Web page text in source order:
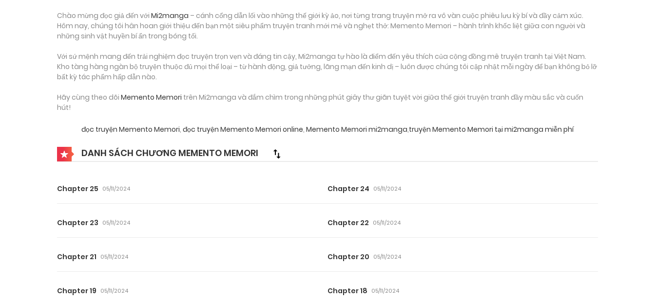
Chào mừng đọc giả đến với Mi2manga – cánh cổng dẫn lối vào những thế giới kỳ ảo, nơi từng trang truyện mở ra vô vàn cuộc phiêu lưu kỳ bí và đầy cảm xúc.
Hôm nay, chúng tôi hân hoan giới thiệu đến bạn một siêu phẩm truyện tranh mới mẻ và nghẹt thở: Memento Memori – hành trình khốc liệt giữa con người và
những sinh vật huyền bí ẩn trong bóng tối.
Với sứ mệnh mang đến trải nghiệm đọc truyện trọn vẹn và đáng tin cậy, Mi2manga tự hào là điểm đến yêu thích của cộng đồng mê truyện tranh tại Việt Nam.
Kho tàng hàng ngàn bộ truyện thuộc đủ mọi thể loại – từ hành động, giả tưởng, lãng mạn đến kinh dị – luôn được chúng tôi cập nhật mỗi ngày để bạn không bỏ lỡ
bất kỳ tác phẩm hấp dẫn nào.
Hãy cùng theo dõi Memento Memori trên Mi2manga và đắm chìm trong những phút giây thư giãn tuyệt vời giữa thế giới truyện tranh đầy màu sắc và cuốn
hút!
đọc truyện Memento Memori, đọc truyện Memento Memori online, Memento Memori mi2manga,truyện Memento Memori tại mi2manga miễn phí
DANH SÁCH CHƯƠNG MEMENTO MEMORI
Chapter 25 05/11/2024 Chapter 24 05/11/2024
Chapter 23 05/11/2024 Chapter 22 05/11/2024
Chapter 21 05/11/2024 Chapter 20 05/11/2024
Chapter 19 05/11/2024 Chapter 18 05/11/2024